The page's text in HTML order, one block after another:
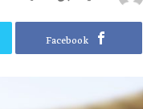
Facebook